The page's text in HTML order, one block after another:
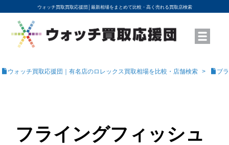
ウォッチ買取買取応援団│ 最新相場をまとめて比較・高く売れる買取店検索
YouTubeで動画を公開中
ROLEXモデル名から買取相場を調べる
高級時計ブランド名から買取相場を調べる
地域から買取店を探す
店舗名から買取店を探す
ブランド時計を高く売る方法
買取査定を依頼する
ウォッチ買取応援団｜有名店のロレックス買取相場を比較・店舗検索 ブ
フライングフィッシュ